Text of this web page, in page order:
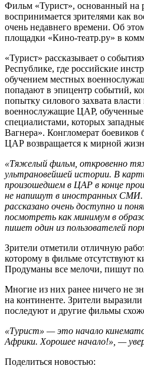
Фильм «Турист», основанный на
воспринимается зрителями как
очень недавнего времени. Об
площадки «Кино-театр.ру» в
«Турист» рассказывает о
Республике, где российские
обучением местных
попадают в эпицентр событий,
попытку силового захвата
военнослужащие ЦАР,
специалистами, которых
Вагнера». Конгломерат боевиков
ЦАР возвращается к мирной
«Тяжелый фильм, откровенно
ультрановейшей истории. В
произошедшем в ЦАР в конце
не напишут в иностранных
рассказано очень доступно и
посмотреть как минимум в
пишет один из пользователей
Зрители отметили отличную
которому в фильме отсутствуют
Продуманы все мелочи, пишут
Многие из них ранее ничего не
на континенте. Зрители
последуют и другие фильмы
«Турист» — это начало
Африки. Хорошее начало!», —
Поделиться новостью: